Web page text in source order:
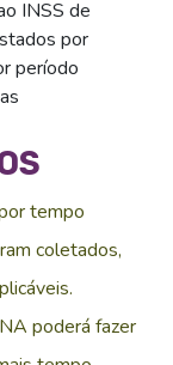
INSS de
por
período
tempo
coletados,
poderá fazer